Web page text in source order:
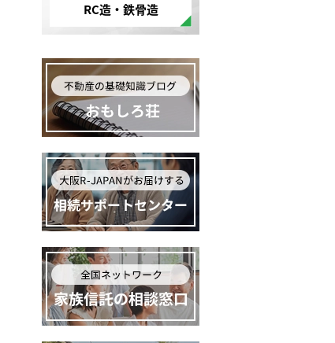
RC造・鉄骨造